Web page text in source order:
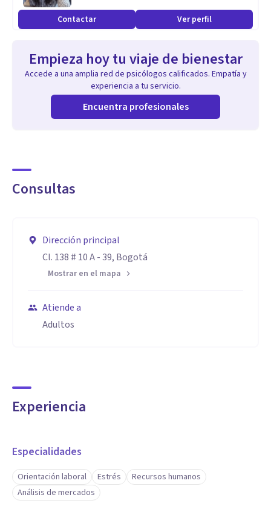
Consultoría Organizacional (Colombia): Experta en la
Psicosociales, transformando entornos laborales bajo la
Vínculo Humano-Animal (Colombia): Evaluación clínica y
trámites de movilidad y convivencia.
propósito.
Contactar Ver perfil
Empieza hoy tu viaje de bienestar
Accede a una amplia red de psicólogos calificados. Empatía y
experiencia a tu servicio.
Encuentra profesionales
Consultas
Dirección principal
Cl. 138 # 10 A - 39, Bogotá
Mostrar en el mapa
Atiende a
Adultos
Experiencia
Especialidades
Orientación laboral Estrés
Recursos humanos
Análisis de mercados